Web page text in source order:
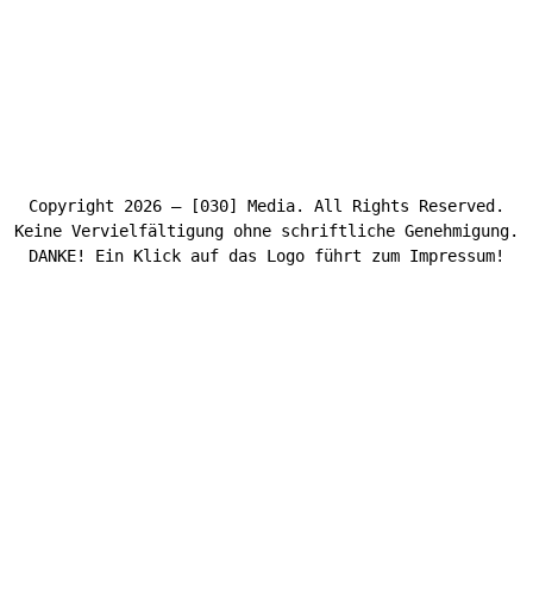
Copyright 2026 – [030] Media. All Rights Reserved.
Keine Vervielfältigung ohne schriftliche Genehmigung.
DANKE! Ein Klick auf das Logo führt zum Impressum!